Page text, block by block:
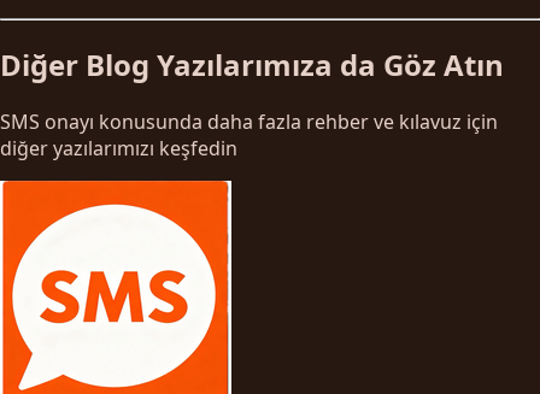
Diğer Blog Yazılarımıza da Göz Atın
SMS onayı konusunda daha fazla rehber ve kılavuz için
diğer yazılarımızı keşfedin